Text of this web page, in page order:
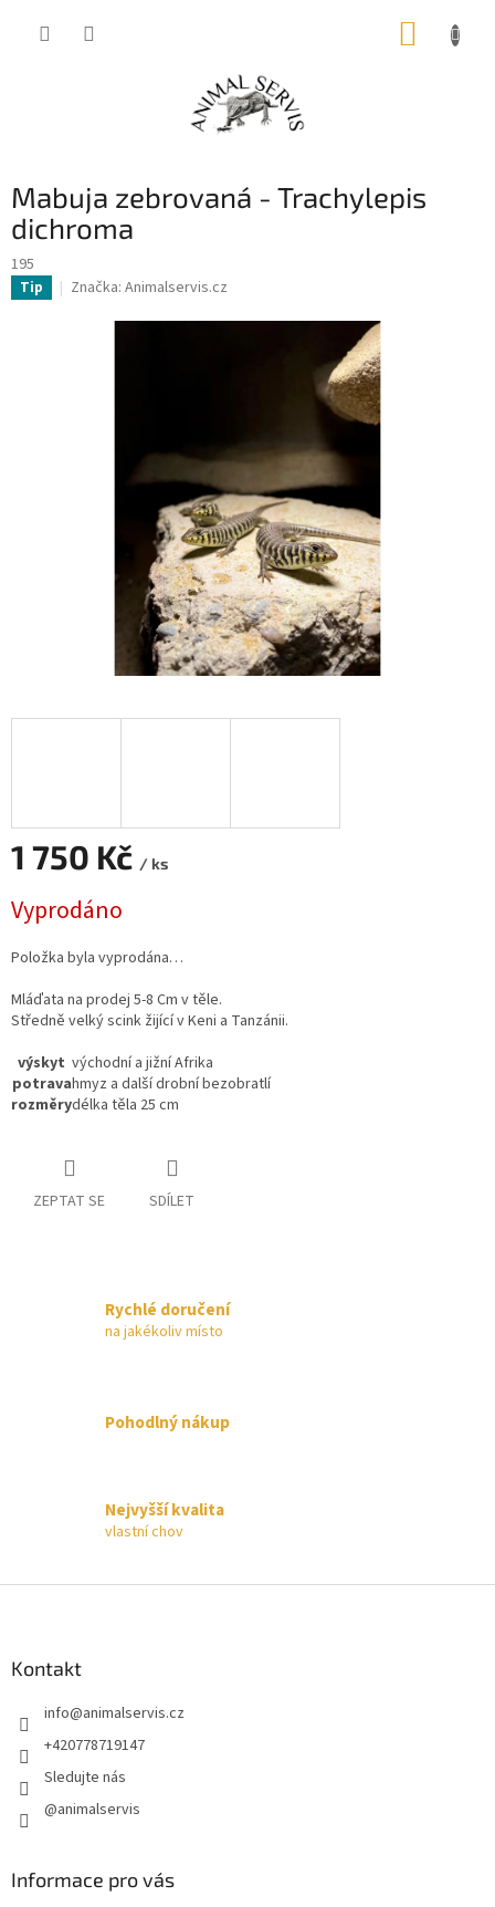
Mabuja zebrovaná - Trachylepis
dichroma
195
Tip Značka: Animalservis.cz
1 750 Kč / ks
cena:
Vyprodáno
Položka byla vyprodána…
Mláďata na prodej 5-8 Cm v těle.
Středně velký scink žijící v Keni a Tanzánii.
výskyt východní a jižní Afrika
potravahmyz a další drobní bezobratlí
rozměrydélka těla 25 cm
ZEPTAT SE SDÍLET
Rychlé doručení
na jakékoliv místo
Pohodlný nákup
Nejvyšší kvalita
vlastní chov
Kontakt
info@animalservis.cz
+420778719147
Sledujte nás
@animalservis
Informace pro vás